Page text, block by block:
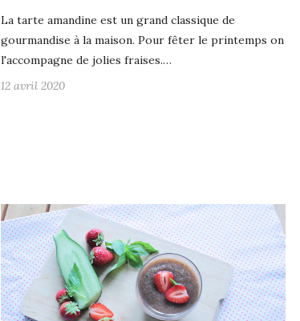
La tarte amandine est un grand classique de
gourmandise à la maison. Pour fêter le printemps on
l'accompagne de jolies fraises.…
12 avril 2020